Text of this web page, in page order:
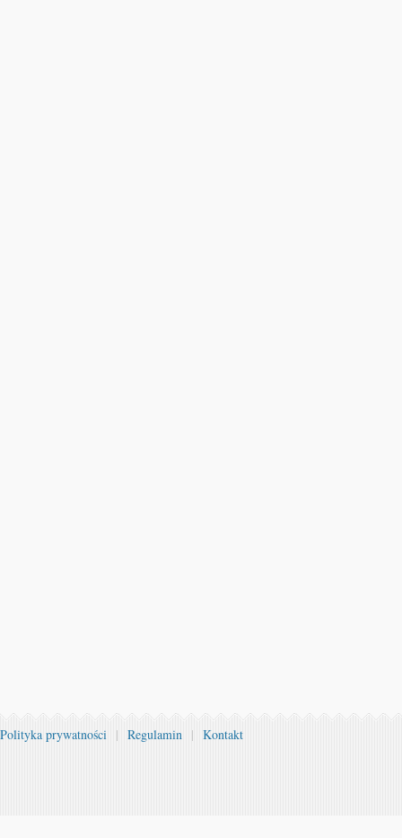
Polityka prywatności | Regulamin | Kontakt